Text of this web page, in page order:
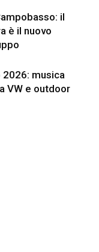
il
è il nuovo
musica
VW e outdoor